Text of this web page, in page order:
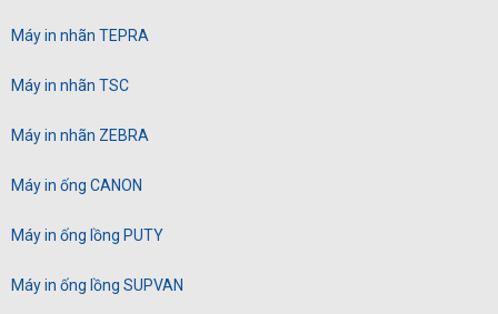
Máy in nhãn TEPRA
Máy in nhãn TSC
Máy in nhãn ZEBRA
Máy in ống CANON
Máy in ống lồng PUTY
Máy in ống lồng SUPVAN